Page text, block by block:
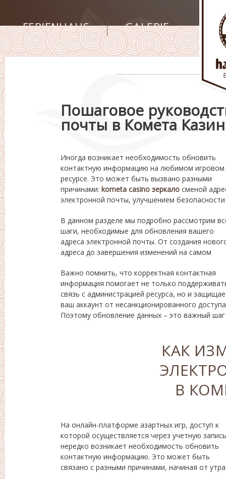
FERIENHAUS GALERIE
Пошаговое
почты в Комета
Иногда возникает необходимость обновить
контактную информацию на любимом игровом
ресурсе. Это может быть вызвано разными
причинами: kometa casino зеркало сменой
электронной почты, улучшением безопасности
В данном разделе мы подробно рассмотрим
шаги, необходимые для обновления вашего
адреса электронной почты. От создания
адреса до завершения изменений на самом
портале – каждое действие будет
описано. Этот процесс обычно занимает всего
несколько минут, и мы постараемся сделать
Важно помнить, что корректная контактная
информация помогает не только
связь с администрацией ресурса, но и
ваш аккаунт от несанкционированного
Поэтому обновление данных – это важный шаг
повышению уровня вашей безопасности.
Рассмотрим, что нужно сделать, чтобы
проблем обновить ваш адрес электронной
КАК
В
На онлайн-платформе азартных игр, доступ к
которой осуществляется через учетную
нередко возникает необходимость обновить
контактную информацию. Это может быть
связано с разными причинами, начиная от
доступа к старому электронному ящику и
заканчивая переходом на новый сервис
Рассмотрим процесс обновления контактного